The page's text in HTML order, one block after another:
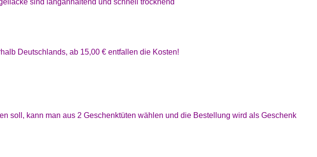
Deutschlands, ab 15,00 € entfallen die Kosten!
soll, kann man aus 2 Geschenktüten wählen und die Bestellung wird als Geschenk